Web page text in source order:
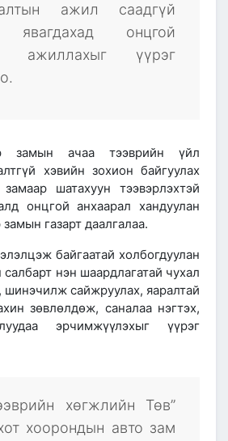
ажил саадгүй
явагдахад онцгой
ажиллахыг үүрэг
замын ачаа тээврийн үйл
хэвийн зохион байгуулах
шатахуун тээвэрлэхтэй
онцгой анхаарал хандуулан
газарт даалгалаа.
байгаатай холбогдуулан
нэн шаардлагатай чухал
шинэчилж сайжруулах, яаралтай
зөвлөлдөж, саналаа нэгтэх,
эрчимжүүлэхыг үүрэг
хөгжлийн Төв”
хоорондын авто зам